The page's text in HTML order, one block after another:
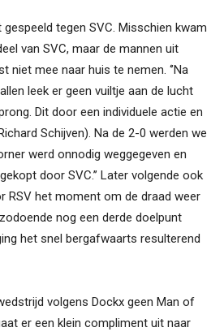
tegen SVC. Misschien kwam
van SVC, maar de mannen uit
niet mee naar huis te nemen. ‘’Na
leek er geen vuiltje aan de lucht
Dit door een individuele actie en
Schijven). Na de 2-0 werden we
werd onnodig weggegeven en
door SVC.’’ Later volgende ook
RSV het moment om de draad weer
nog een derde doelpunt
het snel bergafwaarts resulterend
volgens Dockx geen Man of
er een klein compliment uit naar